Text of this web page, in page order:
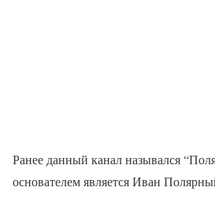
Ранее данный канал назывался
основателем является Иван